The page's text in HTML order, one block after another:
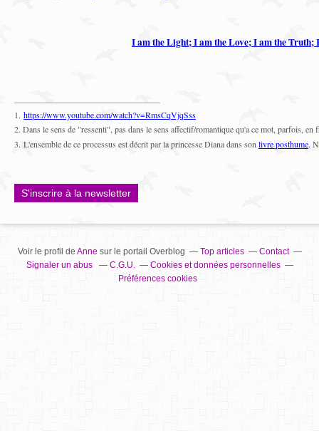
I am the Light; I am the Love; I am the
1. https://www.youtube.com/watch?v=RmsCqVjqSss
2. Dans le sens de "ressenti", pas dans le sens affectif/romantique qu'a ce mot, parfois, en
3. L'ensemble de ce processus est décrit par la princesse Diana dans son livre posthume.
S'inscrire à la newsletter
Voir le profil de Annesur le portail Overblog Top articles
Contact
Signaler un abus
C.G.U.
Cookies et données personnelles
Préférences cookies